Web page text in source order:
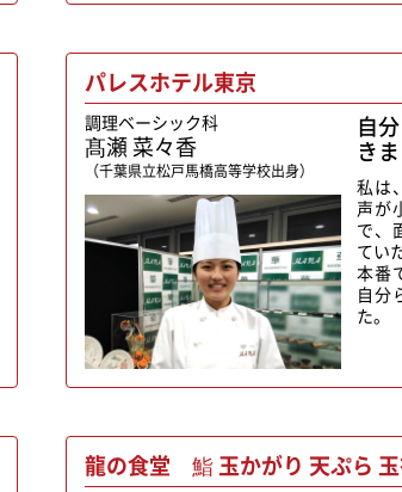
パレスホテル東京
調理ベーシック科
髙瀬 菜々香
（千葉県立松戸馬橋高等学校出身）
自
き
私は
声が
で、
てい
本番
自分
た。
龍の食堂 鮨 玉かがり 天ぷら